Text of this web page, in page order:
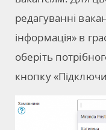
редагуванні
інформація» в
оберіть
кнопку